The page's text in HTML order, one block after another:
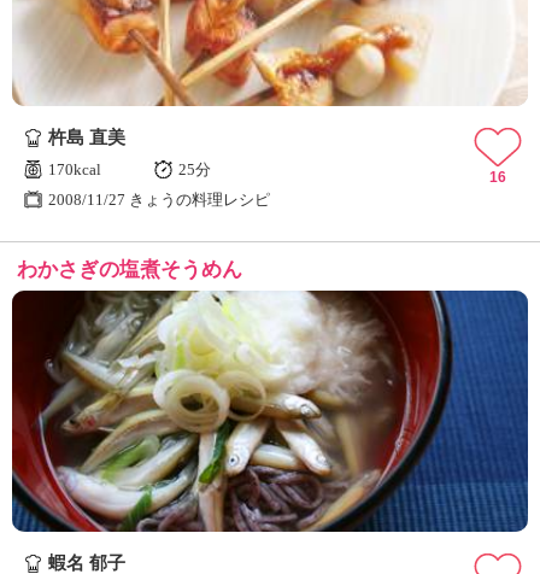
杵島 直美
170kcal
25分
2008/11/27 きょうの料理レシピ
16
わかさぎの塩煮そうめん
蝦名 郁子